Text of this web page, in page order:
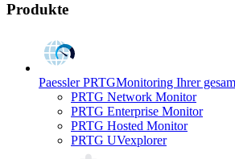
Produkte
Paessler PRTGMonitoring Ihrer
PRTG Network Monitor
PRTG Enterprise Monitor
PRTG Hosted Monitor
PRTG UVexplorer